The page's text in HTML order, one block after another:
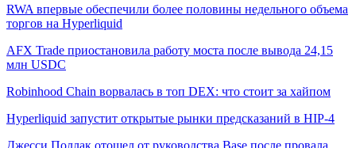
RWA впервые обеспечили более половины недельного объема
торгов на Hyperliquid
AFX Trade приостановила работу моста после вывода 24,15
млн USDC
Robinhood Chain ворвалась в топ DEX: что стоит за хайпом
Hyperliquid запустит открытые рынки предсказаний в HIP-4
Джесси Поллак отошел от руководства Base после провала